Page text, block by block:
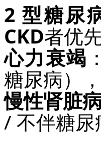
2 型糖尿
CKD者优
心力衰竭 ：
糖尿病）
慢性肾脏
/ 不伴糖尿